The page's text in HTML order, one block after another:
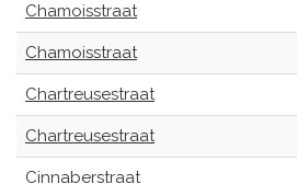
Chamoisstraat
Chamoisstraat
Chartreusestraat
Chartreusestraat
Cinnaberstraat